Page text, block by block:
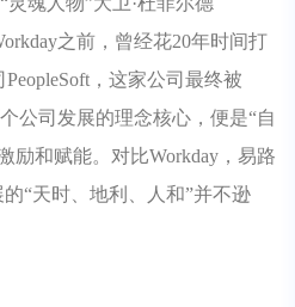
之前，曾经花20年时间打
，这家公司最终被
公司发展的理念核心，便是“自
励和赋能。对比Workday，易路
的“天时、地利、人和”并不逊